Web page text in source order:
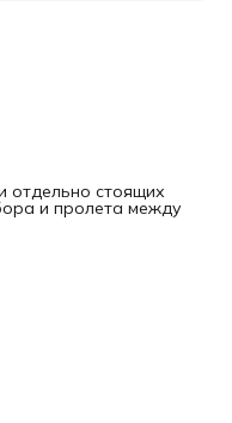
отдельно стоящих
и пролета между